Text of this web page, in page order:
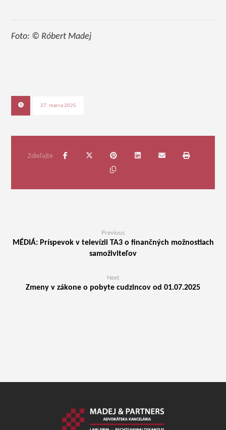
Foto: © Róbert Madej
27. marca 2025
Previous
MÉDIÁ: Príspevok v televízii TA3 o finančných možnostiach
samoživiteľov
Next
Zmeny v zákone o pobyte cudzincov od 01.07.2025